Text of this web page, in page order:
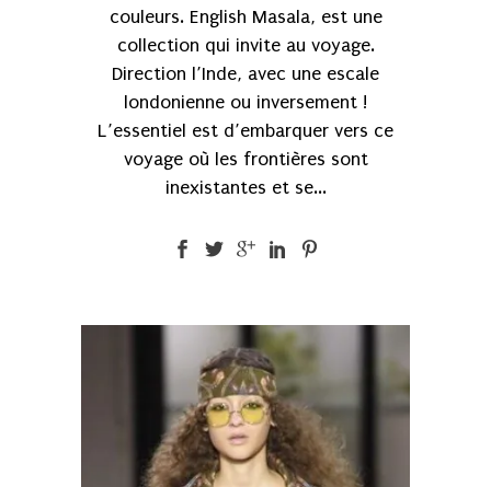
couleurs. English Masala, est une
collection qui invite au voyage.
Direction l’Inde, avec une escale
londonienne ou inversement !
L’essentiel est d’embarquer vers ce
voyage où les frontières sont
inexistantes et se...